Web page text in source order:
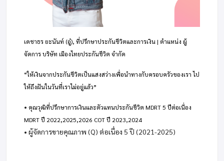
เดชาธร ยะนันท์ (อู๋), ที่ปรึกษาประกันชีวิตและการเงิน | ตำแหน่ง ผู้
จัดการ บริษัท เมืองไทยประกันชีวิต จำกัด
“ให้เงินจากประกันชีวิตเป็นแสงสว่างเพื่อนำทางกับครอบครัวของเรา ไป
ให้ถึงฝันในวันที่เราไม่อยู่แล้ว”
• คุณวุฒิที่ปรึกษาการเงินและตัวแทนประกันชีวิต MDRT 5 ปีต่อเนื่อง
MDRT ปี 2022,2025,2026 COT ปี 2023,2024
• ผู้จัดการขายคุณภาพ (Q) ต่อเนื่อง 5 ปี (2021-2025)